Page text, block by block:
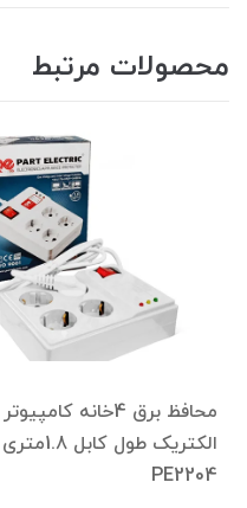
محصولات مرتبط
محافظ برق 4خانه
الکتریک طول
PE2204